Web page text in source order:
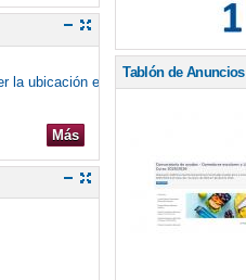
la ubicación en el mapa
Más
Tablón de Anuncios